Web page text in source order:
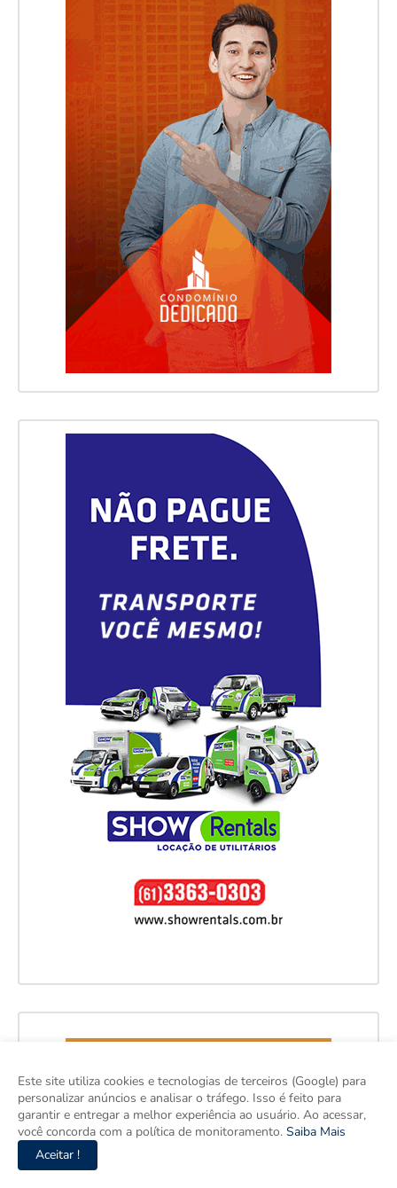
Este site utiliza cookies e tecnologias de terceiros (Google) para
personalizar anúncios e analisar o tráfego. Isso é feito para
garantir e entregar a melhor experiência ao usuário. Ao acessar,
você concorda com a política de monitoramento. Saiba Mais
Aceitar !